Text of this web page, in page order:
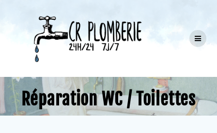
contenu
Réparation WC / Toilettes